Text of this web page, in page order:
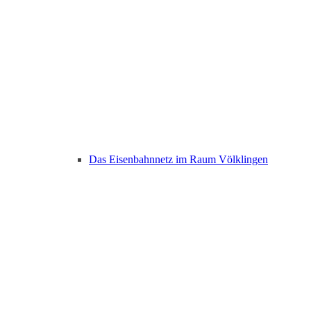
Das Eisenbahnnetz im Raum Völklingen